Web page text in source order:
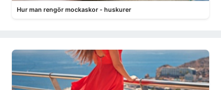
Hur man rengör mockaskor - huskurer